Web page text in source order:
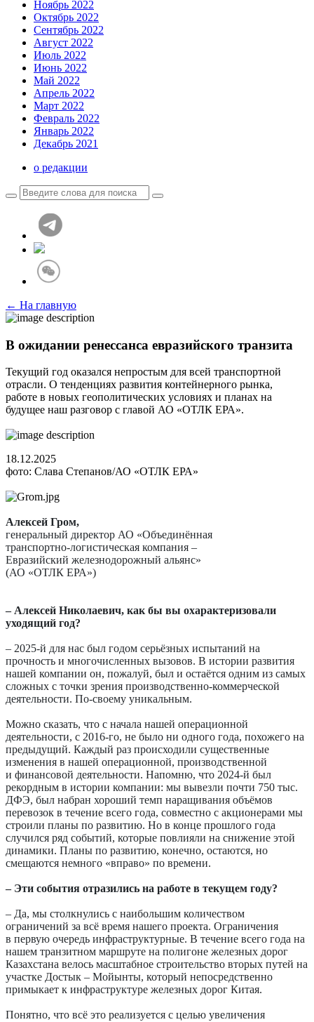
Ноябрь 2022
Октябрь 2022
Сентябрь 2022
Август 2022
Июль 2022
Июнь 2022
Май 2022
Апрель 2022
Март 2022
Февраль 2022
Январь 2022
Декабрь 2021
о редакции
← На главную
В ожидании ренессанса евразийского транзита
Текущий год оказался непростым для всей транспортной
отрасли. О тенденциях развития контейнерного рынка,
работе в новых геополитических условиях и планах на
будущее наш разговор с главой АО «ОТЛК ЕРА».
18.12.2025
фото: Слава Степанов/АО «ОТЛК ЕРА»
Алексей Гром,
генеральный директор АО «Объединённая
транспортно-логистическая компания –
Евразийский железнодорожный альянс»
(АО «ОТЛК ЕРА»)
– Алексей Николаевич, как бы вы охарактеризовали
уходящий год?
– 2025-й для нас был годом серьёзных испытаний на
прочность и многочисленных вызовов. В истории развития
нашей компании он, пожалуй, был и остаётся одним из самых
сложных с точки зрения производственно-коммерческой
деятельности. По-своему уникальным.
Можно сказать, что с начала нашей операционной
деятельности, с 2016-го, не было ни одного года, похожего на
предыдущий. Каждый раз происходили существенные
изменения в нашей операционной, производственной
и финансовой деятельности. Напомню, что 2024-й был
рекордным в истории компании: мы вывезли почти 750 тыс.
ДФЭ, был набран хороший темп наращивания объёмов
перевозок в течение всего года, совместно с акционерами мы
строили планы по развитию. Но в конце прошлого года
случился ряд событий, которые повлияли на снижение этой
динамики. Планы по развитию, конечно, остаются, но
смещаются немного «вправо» по времени.
– Эти события отразились на работе в текущем году?
– Да, мы столкнулись с наибольшим количеством
ограничений за всё время нашего проекта. Ограничения
в первую очередь инфраструктурные. В течение всего года на
нашем транзитном маршруте на полигоне железных дорог
Казахстана велось масштабное строительство вторых путей на
участке Достык – Мойынты, который непосредственно
примыкает к инфраструктуре железных дорог Китая.
Понятно, что всё это реализуется с целью увеличения